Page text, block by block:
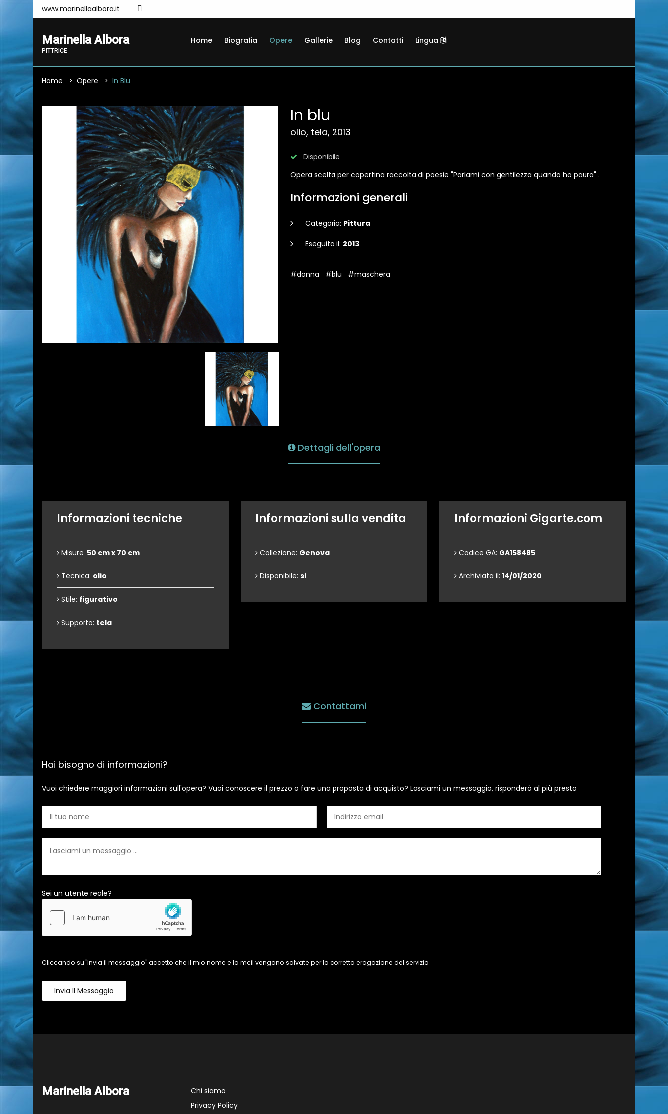
www.marinellaalbora.it
Marinella Albora
PITTRICE
Home Biografia Opere Gallerie Blog Contatti Lingua
Home Opere In Blu
In blu
olio, tela, 2013
Disponibile
Opera scelta per copertina raccolta di poesie "Parlami con gentilezza quando ho paura" .
Informazioni generali
Categoria: Pittura
Eseguita il: 2013
#donna #blu #maschera
Dettagli dell'opera
Informazioni tecniche
Misure: 50 cm x 70 cm
Tecnica: olio
Stile: figurativo
Supporto: tela
Informazioni sulla vendita
Collezione: Genova
Disponibile: si
Informazioni Gigarte.com
Codice GA: GA158485
Archiviata il: 14/01/2020
Contattami
Hai bisogno di informazioni?
Vuoi chiedere maggiori informazioni sull'opera? Vuoi conoscere il prezzo o fare una proposta di acquisto? Lasciami un messaggio, risponderò al più presto
Sei un utente reale?
Cliccando su "Invia il messaggio" accetto che il mio nome e la mail vengano salvate per la corretta erogazione del servizio
Invia Il Messaggio
Marinella Albora
Chi siamo
Privacy Policy